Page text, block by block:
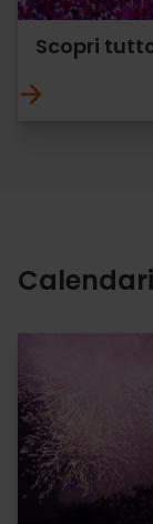
Scopri